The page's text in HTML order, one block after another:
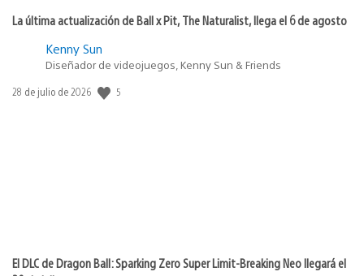
La última actualización de Ball x Pit, The Naturalist, llega el 6 de agosto
Kenny Sun
Diseñador de videojuegos, Kenny Sun & Friends
Fecha
28 de julio de 2026 5
El DLC de Dragon Ball: Sparking Zero Super Limit-Breaking Neo llegará el